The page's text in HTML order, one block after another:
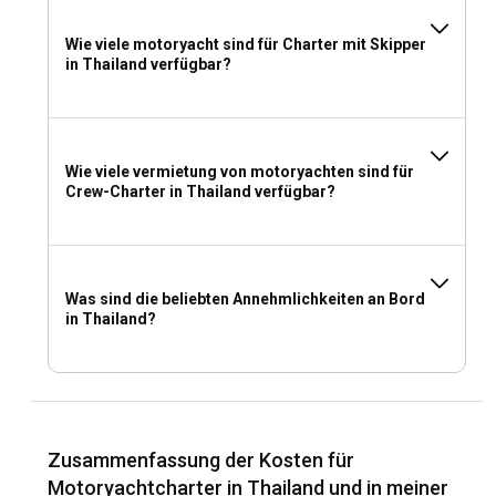
genießen. Mit einer engagierten und professionellen Crew
ist Ihnen ein tadelloser Service garantiert, der zu einem
unvergesslichen Yachturlaub beiträgt.
Wenn Sie eine Yacht ohne Skipper chartern, müssen Sie
Was sollte man für einen Motoryachtcharter in
leichte Kleidung, Wassersportausrüstung, wichtige
einzupacken. Tragen Sie persönliche Gegenstände zur
einfachen Aufbewahrung in einer weichen Reisetasche.
Wie viele motoryacht sind für Charter mit Skipper
in Thailand verfügbar?
Wie viele vermietung von motoryachten sind für
Crew-Charter in Thailand verfügbar?
Was sind die beliebten Annehmlichkeiten an Bord
in Thailand?
Zusammenfassung der Kosten für
Motoryachtcharter in Thailand und in meiner